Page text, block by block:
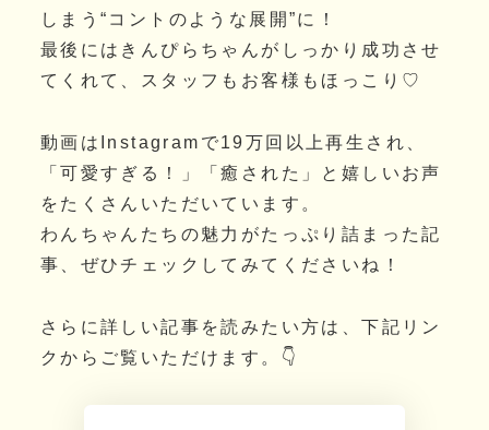
しまう“コントのような展開”に！
最後にはきんぴらちゃんがしっかり成功させ
てくれて、スタッフもお客様もほっこり♡
動画はInstagramで19万回以上再生され、
「可愛すぎる！」「癒された」と嬉しいお声
をたくさんいただいています。
わんちゃんたちの魅力がたっぷり詰まった記
事、ぜひチェックしてみてくださいね！
さらに詳しい記事を読みたい方は、下記リン
クからご覧いただけます。👇